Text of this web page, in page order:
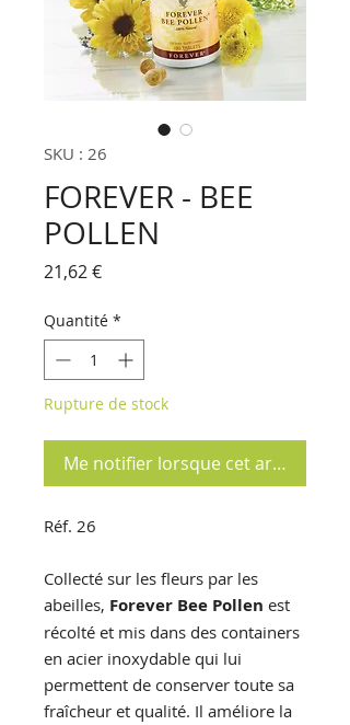
SKU : 26
FOREVER - BEE
POLLEN
21,62 €Prix
Quantité *
Rupture de stock
Me notifier lorsque cet article est
Réf. 26
Collecté sur les fleurs par les
abeilles, Forever Bee Pollen est
récolté et mis dans des containers
en acier inoxydable qui lui
permettent de conserver toute sa
fraîcheur et qualité. Il améliore la